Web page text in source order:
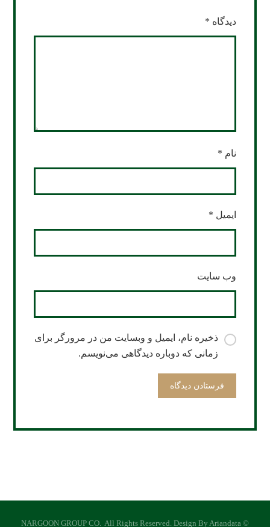
دیدگاه *
نام *
ایمیل *
وب‌ سایت
ذخیره نام، ایمیل و وبسایت من در مرورگر برای
زمانی که دوباره دیدگاهی می‌نویسم.
NARGOON GROUP CO. All Rights Reserved. Design By Ariandata ©